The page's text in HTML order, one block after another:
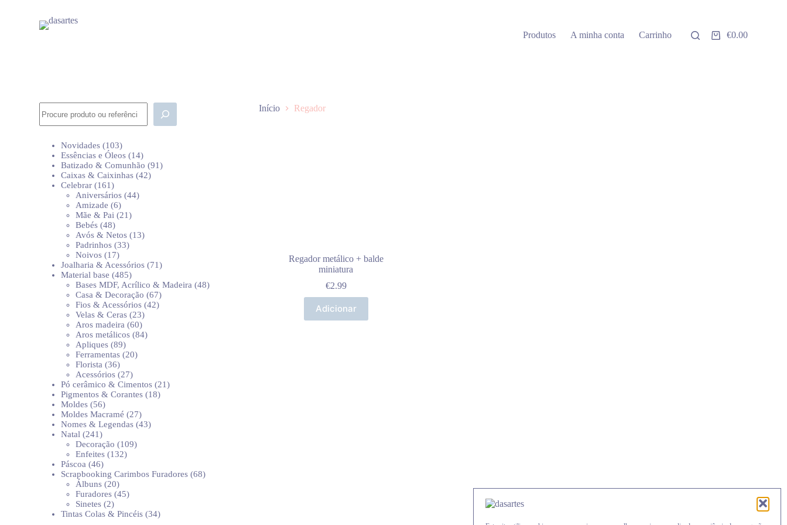
Produtos A minha conta Carrinho
Carrinho
€0.00
Início Regador
Regador metálico + balde
miniatura
€2.99
Adicionar
Novidades 103103
produtos
Essências e Óleos 1414
produtos
Batizado & Comunhão 9191
Caixas & Caixinhas 4242
Celebrar 161161
produtos
Aniversários 4444
Amizade 66
produtos
Mãe & Pai 2121
Bebés 4848
produtos
Avós & Netos 1313
Padrinhos 3333
Noivos 1717
produtos
Joalharia & Acessórios 7171
Material base 485485
produtos
Bases MDF, Acrílico & Madeira 4848
Casa & Decoração 6767
produtos
Fios & Acessórios 4242
Velas & Ceras 2323
produtos
Aros madeira 6060
produtos
Aros metálicos 8484
Apliques 8989
produtos
Ferramentas 2020
Florista 3636
produtos
Acessórios 2727
produtos
Pó cerâmico & Cimentos 2121
Pigmentos & Corantes 1818
Moldes 5656
produtos
Moldes Macramé 2727
produtos
Nomes & Legendas 4343
Natal 241241
produtos
Decoração 109109
Enfeites 132132
Páscoa 4646
produtos
Scrapbooking Carimbos Furadores 6868
Álbuns 2020
produtos
Furadores 4545
Sinetes 22
produtos
Tintas Colas & Pincéis 3434